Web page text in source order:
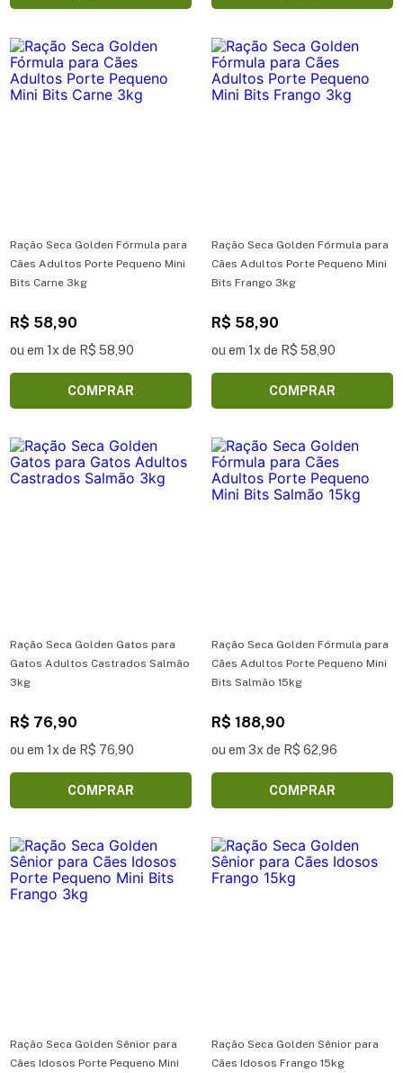
Ração Seca Golden Fórmula para
Cães Adultos Porte Pequeno Mini
Bits Carne 3kg
R$ 58,90
ou em 1x de R$ 58,90
COMPRAR
Ração Seca Golden Fórmula para
Cães Adultos Porte Pequeno Mini
Bits Frango 3kg
R$ 58,90
ou em 1x de R$ 58,90
COMPRAR
Ração Seca Golden Gatos para
Gatos Adultos Castrados Salmão
3kg
R$ 76,90
ou em 1x de R$ 76,90
COMPRAR
Ração Seca Golden Fórmula para
Cães Adultos Porte Pequeno Mini
Bits Salmão 15kg
R$ 188,90
ou em 3x de R$ 62,96
COMPRAR
Ração Seca Golden Sênior para
Cães Idosos Porte Pequeno Mini
Ração Seca Golden Sênior para
Cães Idosos Frango 15kg